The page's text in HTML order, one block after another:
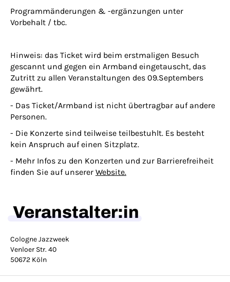
Programmänderungen & -ergänzungen unter
Vorbehalt / tbc.
Hinweis: das Ticket wird beim erstmaligen Besuch
gescannt und gegen ein Armband eingetauscht, das
Zutritt zu allen Veranstaltungen des 09.Septembers
gewährt.
- Das Ticket/Armband ist nicht übertragbar auf andere
Personen.
- Die Konzerte sind teilweise teilbestuhlt. Es besteht
kein Anspruch auf einen Sitzplatz.
- Mehr Infos zu den Konzerten und zur Barrierefreiheit
finden Sie auf unserer Website.
Veranstalter:in
Cologne Jazzweek
Venloer Str. 40
50672 Köln